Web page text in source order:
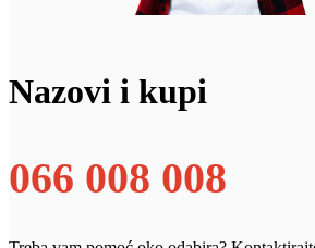
Nazovi i kupi
066 008 008